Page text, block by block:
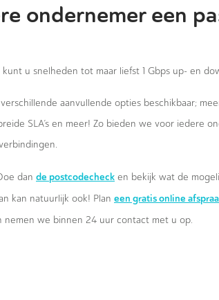
ondernemer een
u snelheden tot maar liefst 1 Gbps up- en
aanvullende opties beschikbaar;
SLA’s en meer! Zo bieden we voor iedere
dan de postcodecheck en bekijk wat de
kan natuurlijk ook! Plan een gratis online
nemen we binnen 24 uur contact met u op.